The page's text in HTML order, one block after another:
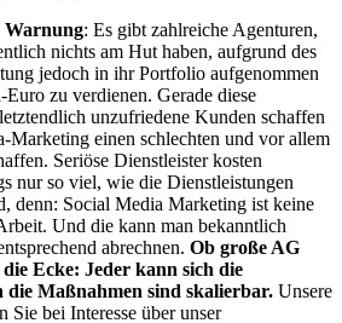
Warnung: Es gibt zahlreiche Agenturen,
nichts am Hut haben, aufgrund des
jedoch in ihr Portfolio aufgenommen
zu verdienen. Gerade diese
unzufriedene Kunden schaffen
Marketing einen schlechten und vor allem
Seriöse Dienstleister kosten
nur so viel, wie die Dienstleistungen
denn: Social Media Marketing ist keine
Und die kann man bekanntlich
abrechnen. Ob große AG
Ecke: Jeder kann sich die
die Maßnahmen sind skalierbar. Unsere
Sie bei Interesse über unser